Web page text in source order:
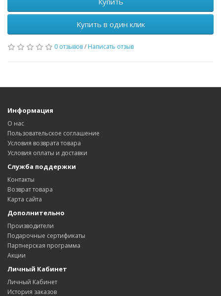
Купить в один клик
0 отзывов/ Написать отзыв
Информация
О нас
Пользовательское соглашение
Условия возврата товара
Условия оплаты и доставки
Служба поддержки
Контакты
Возврат товара
Карта сайта
Дополнительно
Производители
Подарочные сертификаты
Партнерская программа
Акции
Личный Кабинет
Личный Кабинет
История заказов